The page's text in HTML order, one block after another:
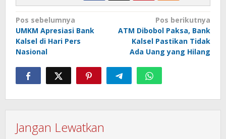
Navigasi
pos
Pos sebelumnya
UMKM Apresiasi Bank
Kalsel di Hari Pers
Nasional
Pos berikutnya
ATM Dibobol Paksa, Bank
Kalsel Pastikan Tidak
Ada Uang yang Hilang
Jangan Lewatkan